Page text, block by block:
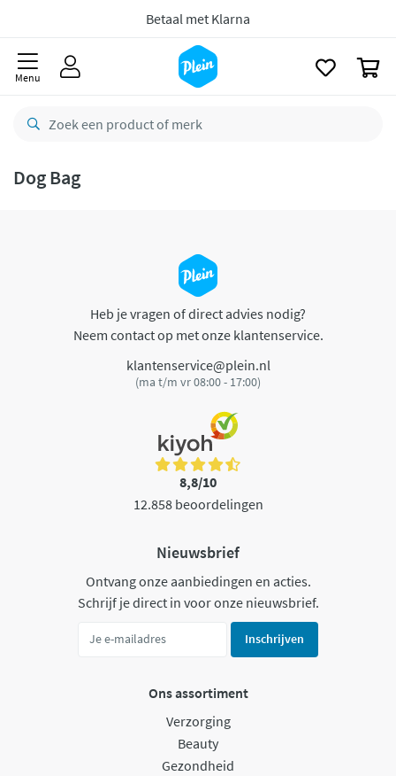
Betaal met Klarna
Menu
Dog Bag
Heb je vragen of direct advies nodig?
Neem contact op met onze klantenservice.
klantenservice@plein.nl
(ma t/m vr 08:00 - 17:00)
8,8/10
12.858 beoordelingen
Nieuwsbrief
Ontvang onze aanbiedingen en acties.
Schrijf je direct in voor onze nieuwsbrief.
Inschrijven
Ons assortiment
Verzorging
Beauty
Gezondheid